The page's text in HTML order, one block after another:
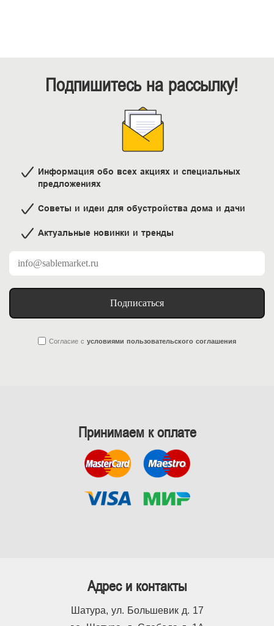
Подпишитесь на рассылку!
Информация обо всех акциях и специальных
предложениях
Советы и идеи для обустройства дома и дачи
Актуальные новинки и тренды
Подписаться
Согласие с условиями пользовательского соглашения
Принимаем к оплате
Адрес и контакты
Шатура, ул. Большевик д. 17